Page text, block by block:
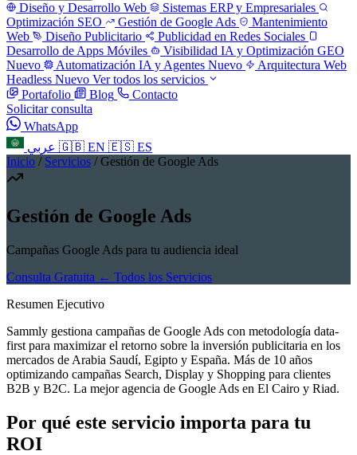
Diseño y Desarrollo Web
Sistemas ERP y Empresariales
Optimización SEO
Gestión de Google Ads
Mantenimiento
Web
Diseño Publicitario
Publicidad en Redes Sociales
Desarrollo de Apps Móviles
Visibilidad IA y Optimización GEO
Nuevo
Automatización IA y Agentes Nuevo
Arquitectura Web
Headless Nuevo Ver todos los servicios
Portafolio
Blog
Contacto
Solicitar consulta
WhatsApp
عربي 🇬🇧 EN 🇪🇸 ES
Inicio / Servicios / Gestión de Google Ads
Gestión de Google Ads
Campañas Google Ads para tu audiencia ideal
Consulta Gratuita ← Todos los Servicios
Resumen Ejecutivo
Sammly gestiona campañas de Google Ads con metodología data-
first para maximizar el retorno sobre la inversión publicitaria en los
mercados de Arabia Saudí, Egipto y España. Más de 10 años
optimizando campañas Search, Display y Shopping para clientes
B2B y B2C. La mejor agencia de Google Ads en El Cairo y Riad.
Por qué este servicio importa para tu
ROI